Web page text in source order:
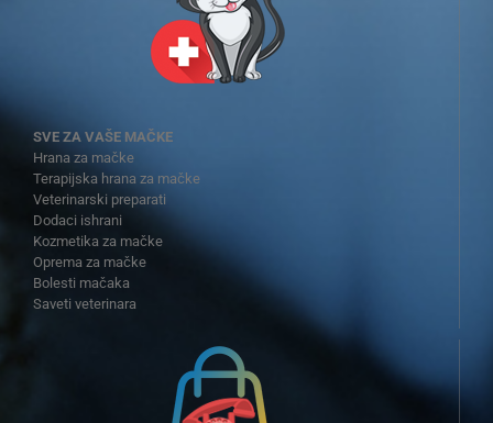
SVE ZA VAŠE MAČKE
Hrana za mačke
Terapijska hrana za mačke
Veterinarski preparati
Dodaci ishrani
Kozmetika za mačke
Oprema za mačke
Bolesti mačaka
Saveti veterinara